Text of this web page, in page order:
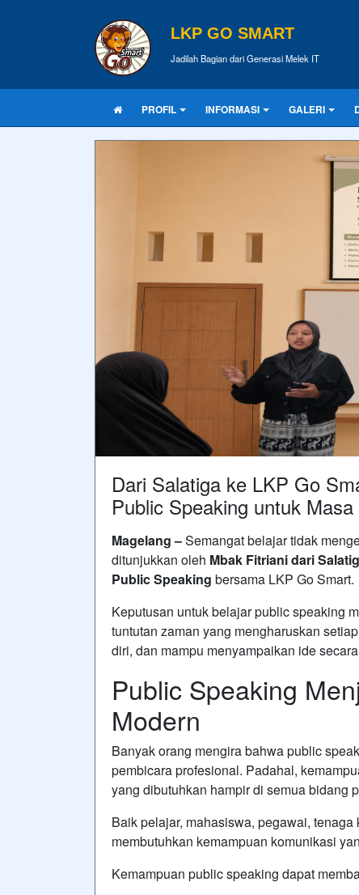
LKP GO SMART
Jadilah Bagian dari Generasi Melek IT
PROFIL INFORMASI GALERI
Dari Salatiga ke LKP Go
Public Speaking untuk
Magelang –Semangat belajar tidak
ditunjukkan oleh Mbak Fitriani dari
Public Speaking bersama LKP Go Smart.
Keputusan untuk belajar public speaking
tuntutan zaman yang mengharuskan
diri, dan mampu menyampaikan ide
Public Speaking
Modern
Banyak orang mengira bahwa public
pembicara profesional. Padahal,
yang dibutuhkan hampir di semua bidang
Baik pelajar, mahasiswa, pegawai,
membutuhkan kemampuan komunikasi
Kemampuan public speaking dapat